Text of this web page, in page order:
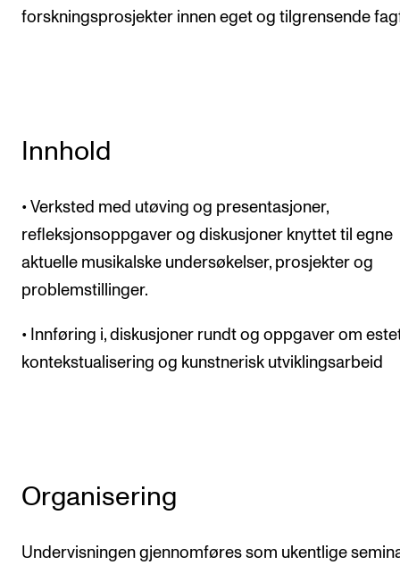
forskningsprosjekter innen eget og tilgrensende
Innhold
• Verksted med utøving og presentasjoner,
refleksjonsoppgaver og diskusjoner knyttet til egne
aktuelle musikalske undersøkelser, prosjekter og
problemstillinger.
• Innføring i, diskusjoner rundt og oppgaver om
kontekstualisering og kunstnerisk utviklingsarbeid
Organisering
Undervisningen gjennomføres som ukentlige